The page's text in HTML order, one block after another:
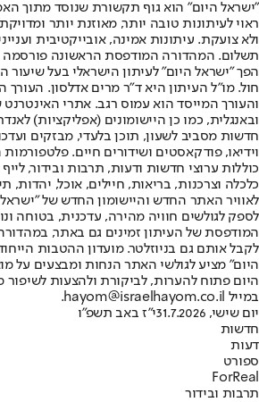
"ישראל היום" הוא גוף תקשורת שנוסד מתוך
ראוי לעיתונות טובה יותר, מאוזנת יותר
ולא צועקת. עיתונות אמינה, אובייקטיבית
הפך "ישראל היום" לעיתון הישראלי בעל שיעור
חול. מו"ל העיתון היא ד"ר מרים אדלסון. העורך
והעורך המייסד הוא עמוס רגב. אתרי
חדשות מסביב לשעון, תוכן בלעדי, מבזקים
וידיאו, פודקאסטים ושידורים חיים.
כוללות ערוצי חדשות ודעות, תרבות ובידור,
לאוויר האתר החדש והיישומון החדש של
לספק לגולשים חוויה מהירה, עדכנית, בטוחה
המודפסת של העיתון זמינים גם באתר,
לקבל אותם גם בניוזלטר. מועדון ההטבות
היום" מציע לגולשי האתר הנחות ומבצעים על
היום פתוח להערות, לביקורת ולהצעות לשיפור
במייל hayom@israelhayom.co.il.
יום שישי, 31.7.2026
י"ז באב תשפ"ו
חדשות
דעות
ספורט
ForReal
תרבות ובידור